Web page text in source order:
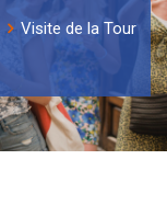
Visite de la Tour